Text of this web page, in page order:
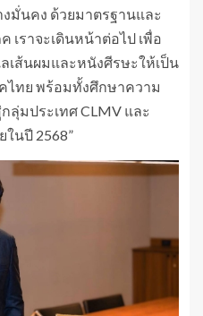
งมั่นคง ด้วยมาตรฐานและ
ราจะเดินหน้าต่อไป เพื่อ
ส้นผมและหนังศีรษะให้เป็น
ไทย พร้อมทั้งศึกษาความ
ลุ่มประเทศ CLMV และ
นปี 2568”